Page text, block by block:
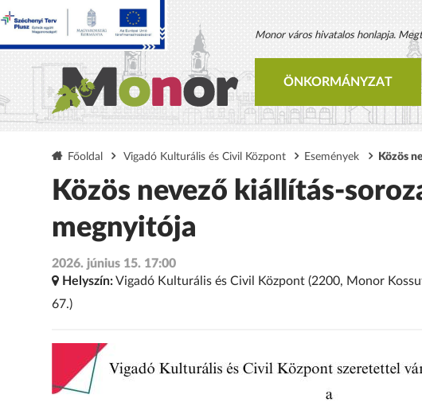
Monor város hivatalos honlapja.
ÖNKORMÁNYZAT
Főoldal Vigadó Kulturális és Civil Központ Események Közös
Közös nevező kiállítás-
megnyitója
2026. június 15. 17:00
Helyszín:Vigadó Kulturális és Civil Központ (2200, Monor
67.)